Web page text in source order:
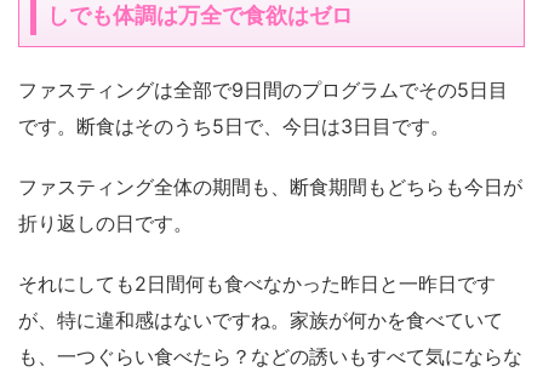
しでも体調は万全で食欲はゼロ
ファスティングは全部で9日間のプログラムでその5日目
です。断食はそのうち5日で、今日は3日目です。
ファスティング全体の期間も、断食期間もどちらも今日が
折り返しの日です。
それにしても2日間何も食べなかった昨日と一昨日です
が、特に違和感はないですね。家族が何かを食べていて
も、一つぐらい食べたら？などの誘いもすべて気にならな